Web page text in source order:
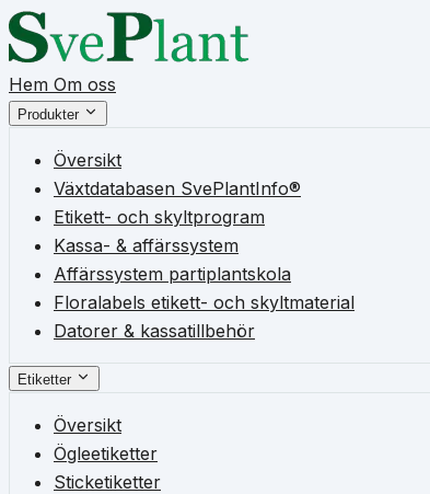
Hem Om oss
Produkter
Översikt
Växtdatabasen SvePlantInfo®
Etikett- och skyltprogram
Kassa- & affärssystem
Affärssystem partiplantskola
Floralabels etikett- och skyltmaterial
Datorer & kassatillbehör
Etiketter
Översikt
Ögleetiketter
Sticketiketter